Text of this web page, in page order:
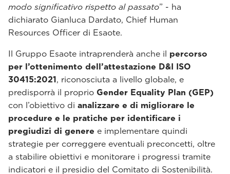
modo significativo rispetto al passato” - ha
dichiarato Gianluca Dardato, Chief Human
Resources Officer di Esaote.
Il Gruppo Esaote intraprenderà anche il percorso
per l’ottenimento dell’attestazione D&I ISO
30415:2021, riconosciuta a livello globale, e
predisporrà il proprio Gender Equality Plan (GEP)
con l’obiettivo di analizzare e di migliorare le
procedure e le pratiche per identificare i
pregiudizi di genere e implementare quindi
strategie per correggere eventuali preconcetti, oltre
a stabilire obiettivi e monitorare i progressi tramite
indicatori e il presidio del Comitato di Sostenibilità.